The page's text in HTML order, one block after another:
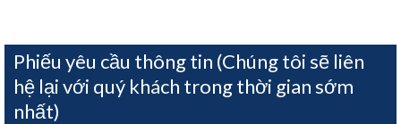
Phiếu yêu cầu thông tin (Chúng tôi sẽ liên
hệ lại với quý khách trong thời gian sớm
nhất)